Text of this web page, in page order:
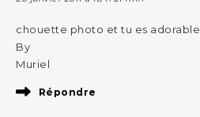
chouette photo et tu es adorable
By
Muriel
Répondre